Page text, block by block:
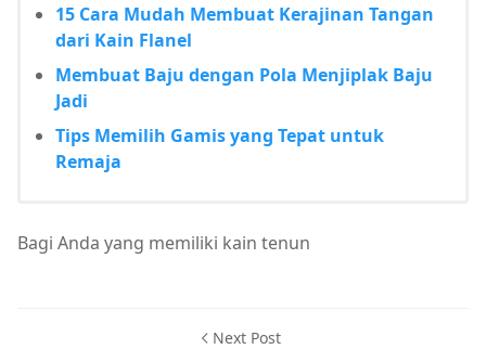
15 Cara Mudah Membuat Kerajinan Tangan
dari Kain Flanel
Membuat Baju dengan Pola Menjiplak Baju
Jadi
Tips Memilih Gamis yang Tepat untuk
Remaja
Bagi Anda yang memiliki kain tenun
Next Post